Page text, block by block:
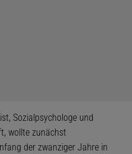
Sozialpsychologe und
wollte zunächst
der zwanziger Jahre in